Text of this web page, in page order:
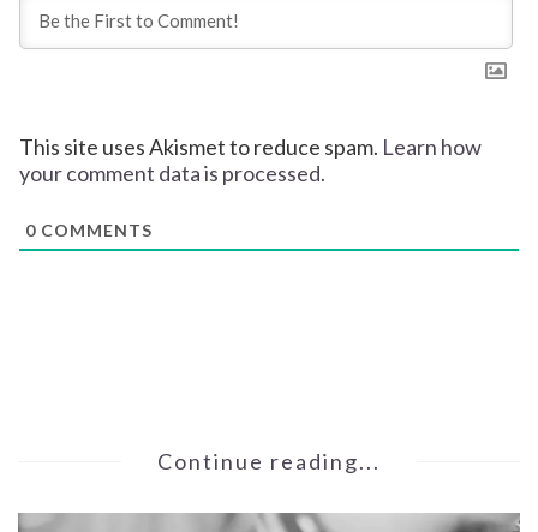
This site uses Akismet to reduce spam. Learn how
your comment data is processed.
0 COMMENTS
Continue reading...